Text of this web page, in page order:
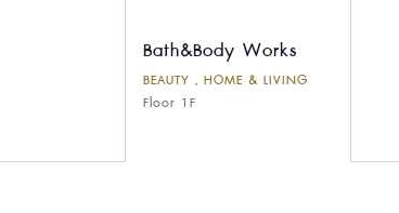
Bath&Body Works
BEAUTY , HOME & LIVING
Floor 1F